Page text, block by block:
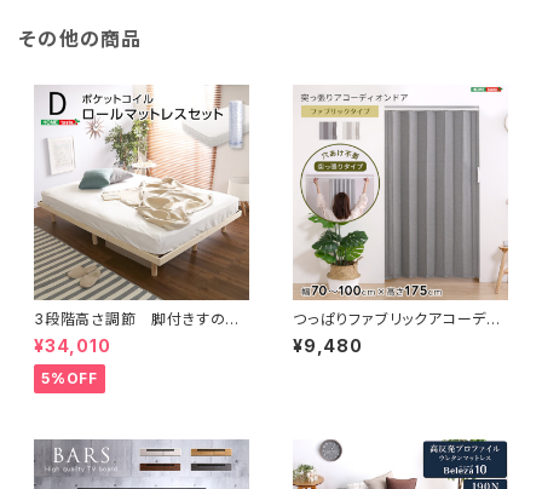
その他の商品
3段階高さ調節 脚付きすのこ
ベッド(ダブル) 【Lilitta-リリッ
タ-】(ポケットコイルロールマット
レス付き) ダブル LPS-HRM
-D
¥34,010
5%OFF
つっぱりファブリックアコーディ
オンドア 100×175cm SH-1
6-TFAD
¥9,480